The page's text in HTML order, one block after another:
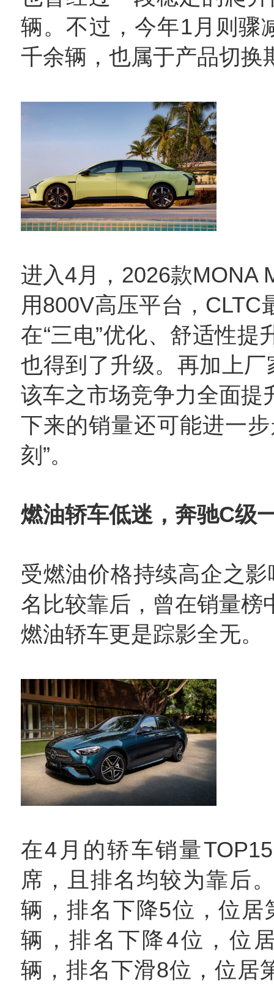
辆。不过，今年1月则骤
千余辆，也属于产品切换
进入4月，2026款MONA
用800V高压平台，
在“三电”优化、舒适性
也得到了升级。再加上厂
该车之市场竞争力全面提
下来的销量还可能进一
刻”。
燃油轿车低迷，奔驰C级
受燃油价格持续高企之
名比较靠后，曾在销量榜
燃油轿车更是踪影全无。
在4月的轿车销量
席，且排名均较为靠后
辆，排名下降5位，位居
辆，排名下降4位，位
辆，排名下滑8位，位居